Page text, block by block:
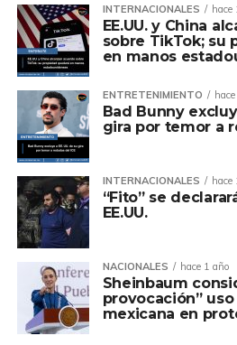
INTERNACIONALES hace
EE.UU. y China
sobre TikTok; su
en manos
ENTRETENIMIENTO
Bad Bunny
gira por temor a
INTERNACIONALES hace
“Fito” se
EE.UU.
NACIONALES hace 1 año
Sheinbaum
provocación”
mexicana en